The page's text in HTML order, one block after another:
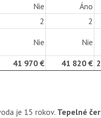
Nie Áno
2 2
Nie Nie
41 970 € 41 820 €
je 15 rokov. Tepelné